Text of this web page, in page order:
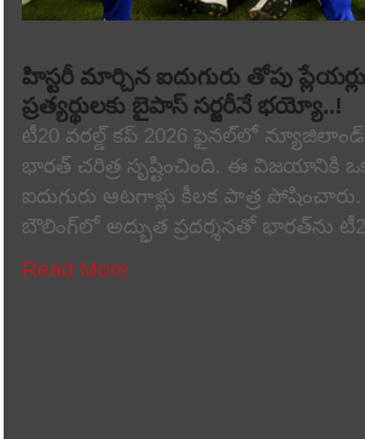
హిస్టరీ మార్చిన ఐదుగురు తోపు
ప్రత్యర్థులకు బైపాస్ సర్జరీనే భయ్యో..!
టీ20 వరల్డ్ కప్ 2026 ఫైనల్‌లో
భారత్ చరిత్ర సృష్టించింది. ఈ విజయానికి
ఐదుగురు ఆటగాళ్లు కీలక పాత్ర
బౌలింగ్‌లో అద్భుత ప్రదర్శనతో భారత్‌ను
Read More